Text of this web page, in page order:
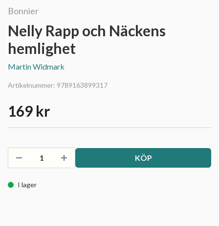
Bonnier
Nelly Rapp och Näckens
hemlighet
Martin Widmark
Artikelnummer: 9789163899317
169 kr
KÖP
I lager